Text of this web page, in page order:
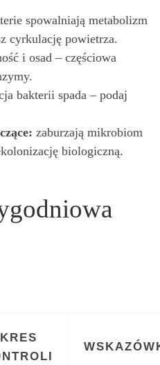
spowalniają metabolizm
cyrkulację powietrza.
i osad – częściowa
bakterii spada – podaj
zaburzają mikrobiom
biologiczną.